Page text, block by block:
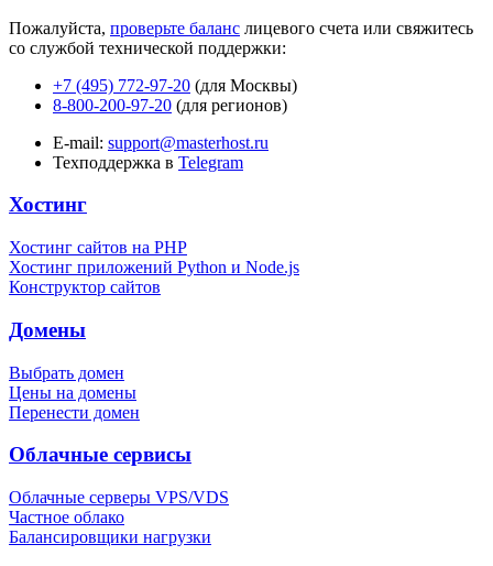
Пожалуйста, проверьте баланс лицевого счета или свяжитесь
со службой технической поддержки:
+7 (495) 772-97-20 (для Москвы)
8-800-200-97-20 (для регионов)
E-mail: support@masterhost.ru
Техподдержка в Telegram
Хостинг
Хостинг сайтов на PHP
Хостинг приложений Python и Node.js
Конструктор сайтов
Домены
Выбрать домен
Цены на домены
Перенести домен
Облачные сервисы
Облачные серверы VPS/VDS
Частное облако
Балансировщики нагрузки